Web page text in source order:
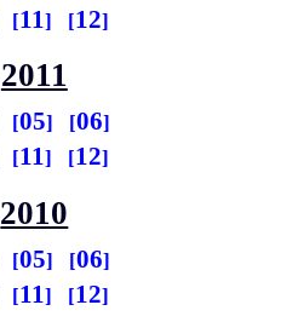
11 12
2011
05
06
11 12
2010
05
06
11 12